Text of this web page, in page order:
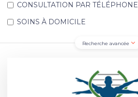
CONSULTATION PAR TÉLÉPHONE
SOINS À DOMICILE
Recherche avancée